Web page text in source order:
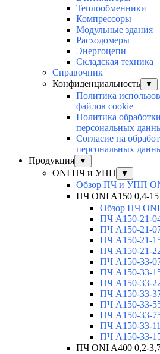
Теплообменники
Компрессоры
Модульные здания
Расходомеры
Энергоцепи
Складская техника
Справочник
Конфиденциальность
▼
Политика
файлов cookie
Политика обработки
персональных
Согласие на
персональных
Продукция
▼
ONI ПЧ и УПП ▼
Обзор ПЧ и УПП
ПЧ ONI A150 0,4-
Обзор ПЧ
ПЧ A150-21-
ПЧ A150-21-
ПЧ A150-21-
ПЧ A150-21-
ПЧ A150-33-
ПЧ A150-33-
ПЧ A150-33-
ПЧ A150-33-
ПЧ A150-33-
ПЧ A150-33-
ПЧ A150-33-
ПЧ A150-33-
ПЧ ONI A400 0,2-